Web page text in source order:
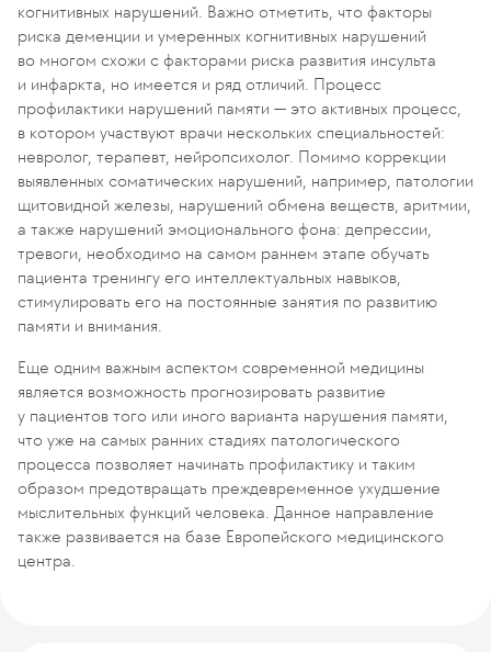
когнитивных нарушений. Важно отметить, что факторы
риска деменции и умеренных когнитивных нарушений
во многом схожи с факторами риска развития инсульта
и инфаркта, но имеется и ряд отличий. Процесс
профилактики нарушений памяти — это активных процесс,
в котором участвуют врачи нескольких специальностей:
невролог, терапевт, нейропсихолог. Помимо коррекции
выявленных соматических нарушений, например, патологии
щитовидной железы, нарушений обмена веществ, аритмии,
а также нарушений эмоционального фона: депрессии,
тревоги, необходимо на самом раннем этапе обучать
пациента тренингу его интеллектуальных навыков,
стимулировать его на постоянные занятия по развитию
памяти и внимания.
Еще одним важным аспектом современной медицины
является возможность прогнозировать развитие
у пациентов того или иного варианта нарушения памяти,
что уже на самых ранних стадиях патологического
процесса позволяет начинать профилактику и таким
образом предотвращать преждевременное ухудшение
мыслительных функций человека. Данное направление
также развивается на базе Европейского медицинского
центра.